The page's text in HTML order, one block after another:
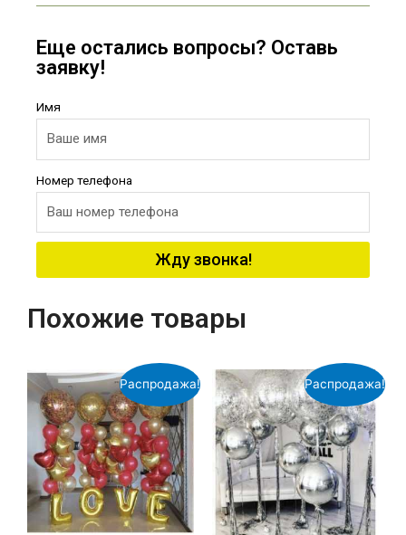
Еще остались вопросы? Оставь
заявку!
Имя
Номер телефона
Жду звонка!
Похожие товары
Распродажа! Распродажа!